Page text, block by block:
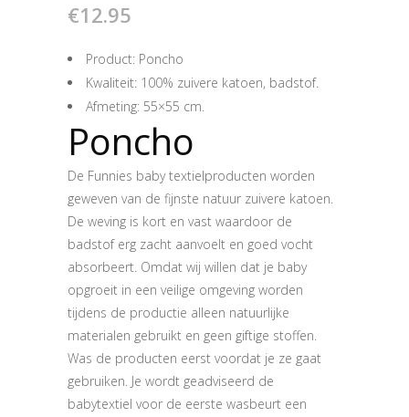
€12.95
Product: Poncho
Kwaliteit: 100% zuivere katoen, badstof.
Afmeting: 55×55 cm.
Poncho
De Funnies baby textielproducten worden
geweven van de fijnste natuur zuivere katoen.
De weving is kort en vast waardoor de
badstof erg zacht aanvoelt en goed vocht
absorbeert. Omdat wij willen dat je baby
opgroeit in een veilige omgeving worden
tijdens de productie alleen natuurlijke
materialen gebruikt en geen giftige stoffen.
Was de producten eerst voordat je ze gaat
gebruiken. Je wordt geadviseerd de
babytextiel voor de eerste wasbeurt een